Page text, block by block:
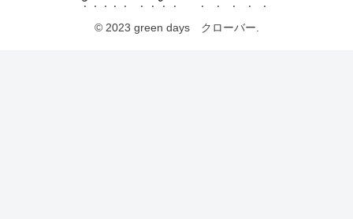
© 2023 green days クローバー.